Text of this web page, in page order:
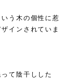
う木の個性に惹
インされていま
て陰干しした